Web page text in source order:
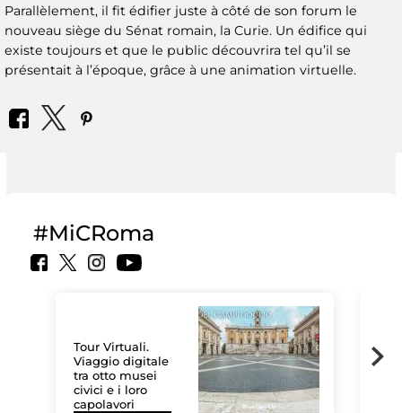
Parallèlement, il fit édifier juste à côté de son forum le
nouveau siège du Sénat romain, la Curie. Un édifice qui
existe toujours et que le public découvrira tel qu’il se
présentait à l’époque, grâce à une animation virtuelle.
#MiCRoma
Tour Virtuali.
Viaggio digitale
tra otto musei
civici e i loro
capolavori